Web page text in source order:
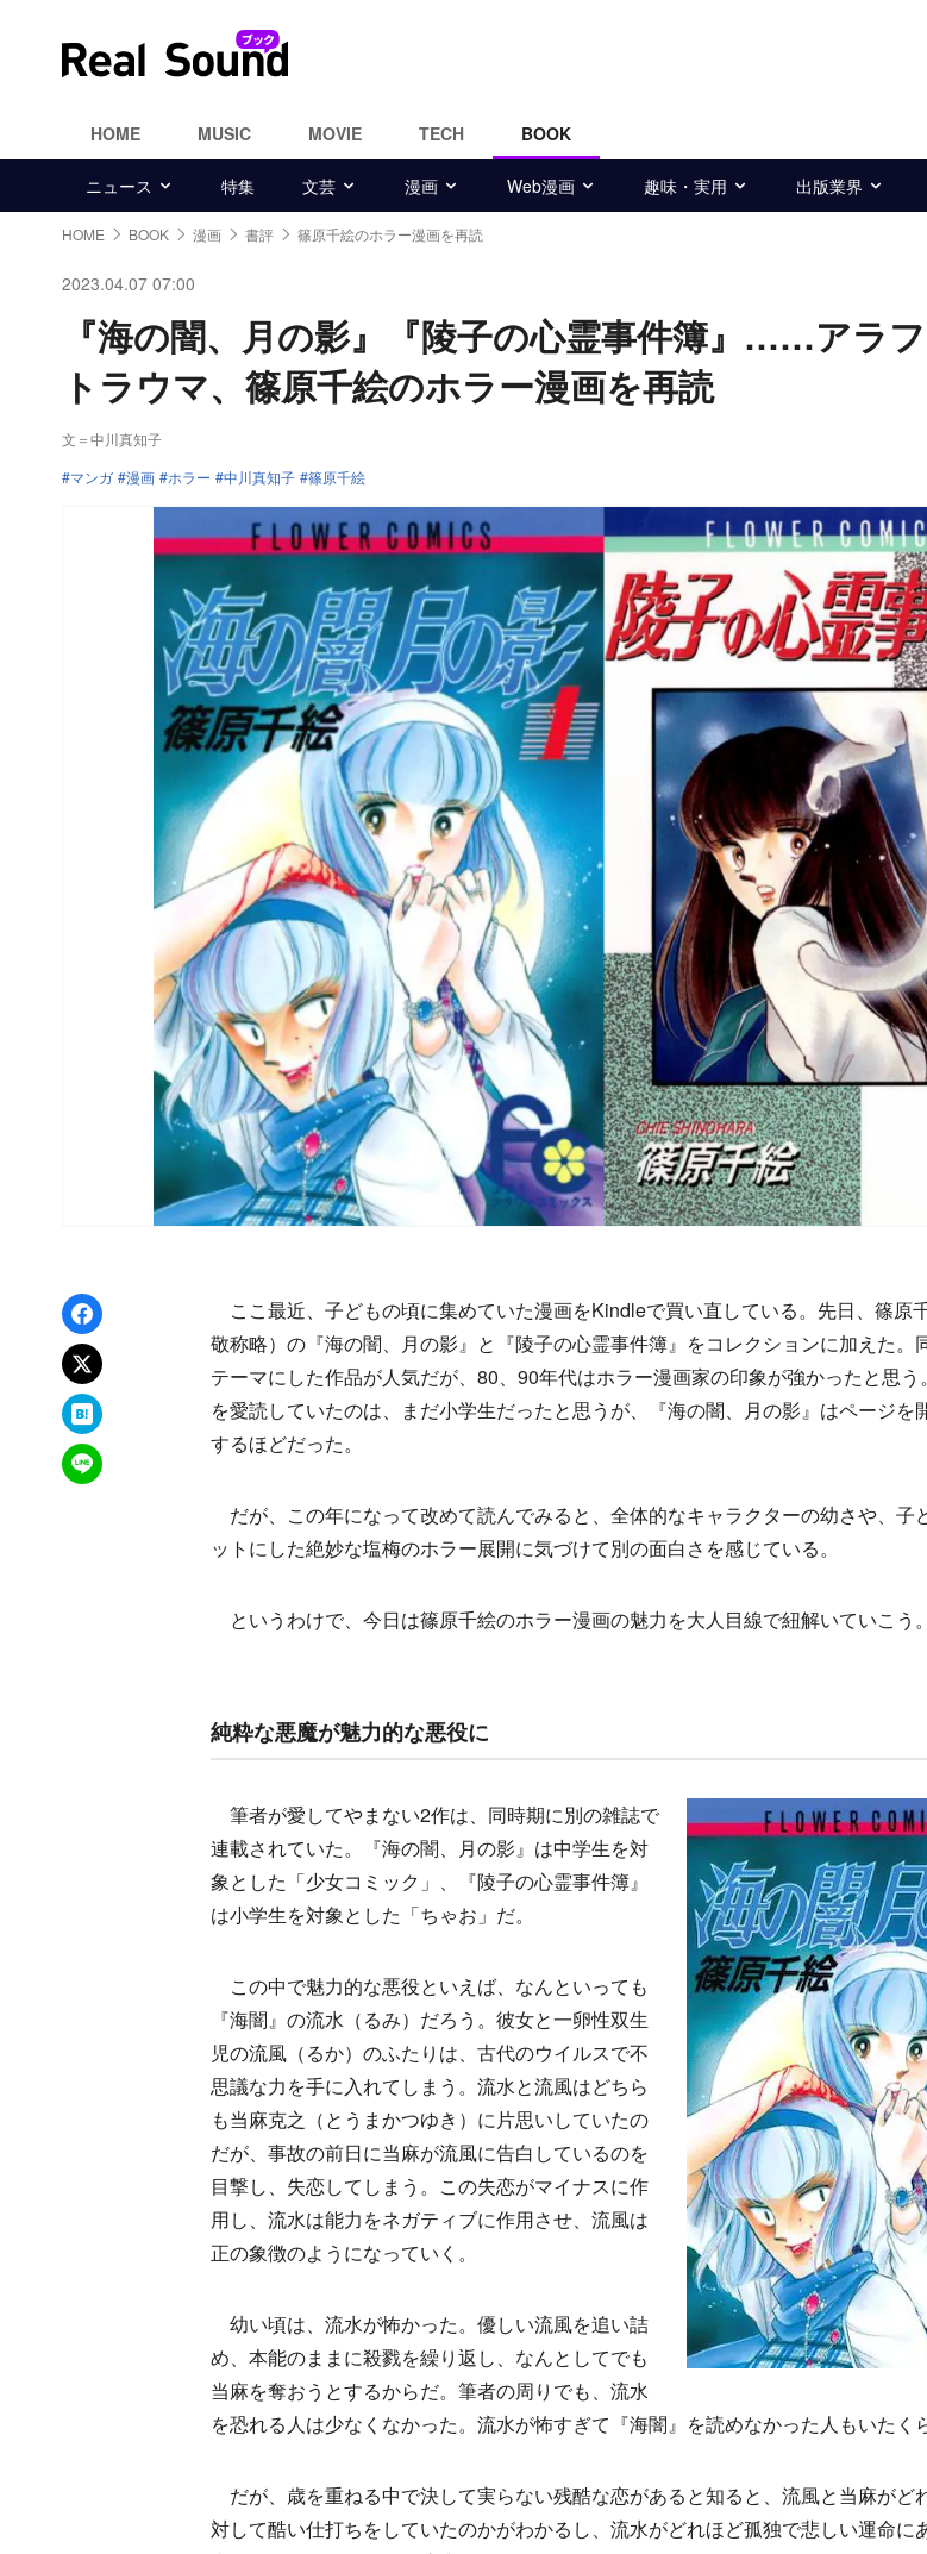
HOME MUSIC MOVIE TECH BOOK
ニュース 特集 文芸 漫画 Web漫画 趣味・実用 出版業界
HOME BOOK 漫画 書評 篠原千絵のホラー漫画を再読
2023.04.07 07:00
『海の闇、月の影』『陵子の心霊事件簿』……アラ
トラウマ、篠原千絵のホラー漫画を再読
文＝中川真知子
マンガ
漫画 ホラー 中川真知子 篠原千絵
Facebookでシェア
xでポスト
はてなブックマーク
LINEで送る
ここ最近、子どもの頃に集めていた漫画をKindleで買い直している。先日、篠原
敬称略）の『海の闇、月の影』と『陵子の心霊事件簿』をコレクションに加えた。
テーマにした作品が人気だが、80、90年代はホラー漫画家の印象が強かったと思
を愛読していたのは、まだ小学生だったと思うが、『海の闇、月の影』はページを
するほどだった。
だが、この年になって改めて読んでみると、全体的なキャラクターの幼さや、子
ットにした絶妙な塩梅のホラー展開に気づけて別の面白さを感じている。
というわけで、今日は篠原千絵のホラー漫画の魅力を大人目線で紐解いていこう。
純粋な悪魔が魅力的な悪役に
筆者が愛してやまない2作は、同時期に別の雑誌で
連載されていた。『海の闇、月の影』は中学生を対
象とした「少女コミック」、『陵子の心霊事件簿』
は小学生を対象とした「ちゃお」だ。
この中で魅力的な悪役といえば、なんといっても
『海闇』の流水（るみ）だろう。彼女と一卵性双生
児の流風（るか）のふたりは、古代のウイルスで不
思議な力を手に入れてしまう。流水と流風はどちら
も当麻克之（とうまかつゆき）に片思いしていたの
だが、事故の前日に当麻が流風に告白しているのを
目撃し、失恋してしまう。この失恋がマイナスに作
用し、流水は能力をネガティブに作用させ、流風は
正の象徴のようになっていく。
幼い頃は、流水が怖かった。優しい流風を追い詰
め、本能のままに殺戮を繰り返し、なんとしてでも
当麻を奪おうとするからだ。筆者の周りでも、流水
を恐れる人は少なくなかった。流水が怖すぎて『海闇』を読めなかった人もいたく
だが、歳を重ねる中で決して実らない残酷な恋があると知ると、流風と当麻がど
対して酷い仕打ちをしていたのかがわかるし、流水がどれほど孤独で悲しい運命に